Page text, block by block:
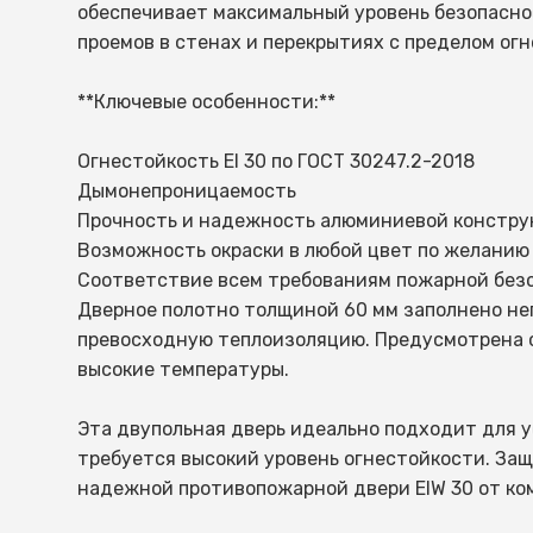
обеспечивает максимальный уровень
проемов в стенах и перекрытиях с пределом
**Ключевые особенности:**
Огнестойкость EI 30 по ГОСТ 30247.2-2018
Дымонепроницаемость
Прочность и надежность алюминиевой
Возможность окраски в любой цвет по желанию
Соответствие всем требованиям пожарной
Дверное полотно толщиной 60 мм заполнено
превосходную теплоизоляцию.
высокие температуры.
Эта двупольная дверь идеально подходит
требуется высокий уровень огнестойкости.
надежной противопожарной двери EIW 30 от
Огнестойкость
EIW 30
Профиль
Отделка
порошковое напыление («Pulver», Турция)
Замок
противопожарный, ручки из нержавеющей
Петли
- можете написать нам на почту ваш запрос и
продаж для уточнения всех деталей
Мы принимаем оплату по безналичному
для наших клиентов. Вы можете легко
Мы заботимся о том, чтобы ваш заказ был
выбрать удобное время для доставки, и мы
2. Самовывоз
Если вы предпочитаете забрать свой заказ
самовывоза. Как только ваш заказ будет
на любом удобном для вас транспорте. Мы
сэкономить время.